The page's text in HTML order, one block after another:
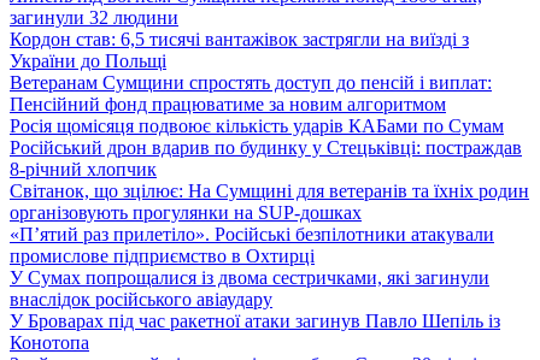
загинули 32 людини
Кордон став: 6,5 тисячі вантажівок застрягли на виїзді з
України до Польщі
Ветеранам Сумщини спростять доступ до пенсій і виплат:
Пенсійний фонд працюватиме за новим алгоритмом
Росія щомісяця подвоює кількість ударів КАБами по Сумам
Російський дрон вдарив по будинку у Стецьківці: постраждав
8-річний хлопчик
Світанок, що зцілює: На Сумщині для ветеранів та їхніх родин
організовують прогулянки на SUP-дошках
«П’ятий раз прилетіло». Російські безпілотники атакували
промислове підприємство в Охтирці
У Сумах попрощалися із двома сестричками, які загинули
внаслідок російського авіаудару
У Броварах під час ракетної атаки загинув Павло Шепіль із
Конотопа